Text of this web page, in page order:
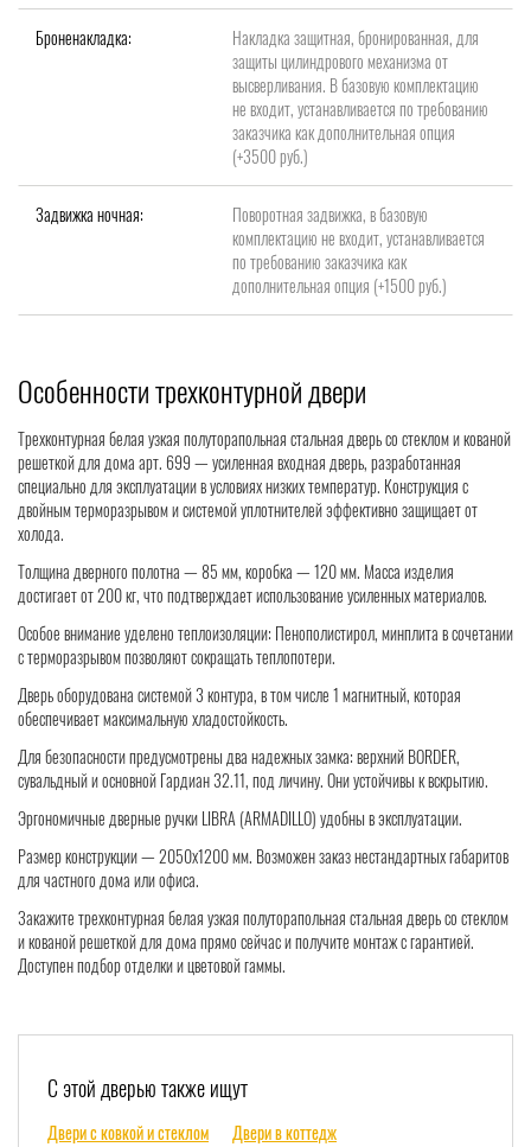
Броненакладка:
Накладка защитная, бронированная, для
защиты цилиндрового механизма от
высверливания. В базовую комплектацию
не входит, устанавливается по требованию
заказчика как дополнительная опция
(+3500 руб.)
Задвижка ночная:
Поворотная задвижка, в базовую
комплектацию не входит, устанавливается
по требованию заказчика как
дополнительная опция (+1500 руб.)
Особенности трехконтурной двери
Трехконтурная белая узкая полуторапольная стальная дверь со стеклом и кованой
решеткой для дома арт. 699 — усиленная входная дверь, разработанная
специально для эксплуатации в условиях низких температур. Конструкция с
двойным терморазрывом и системой уплотнителей эффективно защищает от
холода.
Толщина дверного полотна — 85 мм, коробка — 120 мм. Масса изделия
достигает от 200 кг, что подтверждает использование усиленных материалов.
Особое внимание уделено теплоизоляции: Пенополистирол, минплита в сочетании
с терморазрывом позволяют сокращать теплопотери.
Дверь оборудована системой 3 контура, в том числе 1 магнитный, которая
обеспечивает максимальную хладостойкость.
Для безопасности предусмотрены два надежных замка: верхний BORDER,
сувальдный и основной Гардиан 32.11, под личину. Они устойчивы к вскрытию.
Эргономичные дверные ручки LIBRA (ARMADILLO) удобны в эксплуатации.
Размер конструкции — 2050х1200 мм. Возможен заказ нестандартных габаритов
для частного дома или офиса.
Закажите трехконтурная белая узкая полуторапольная стальная дверь со стеклом
и кованой решеткой для дома прямо сейчас и получите монтаж с гарантией.
Доступен подбор отделки и цветовой гаммы.
С этой дверью также ищут
Двери с ковкой и стеклом
Двери в коттедж